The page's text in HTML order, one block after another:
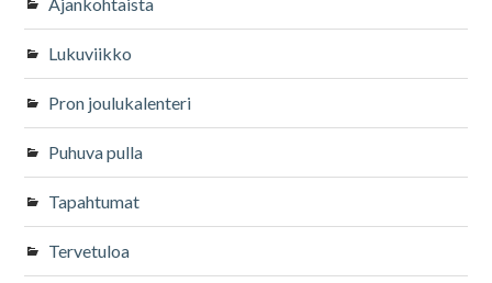
Lukuviikko
Pron joulukalenteri
Puhuva pulla
Tapahtumat
Tervetuloa